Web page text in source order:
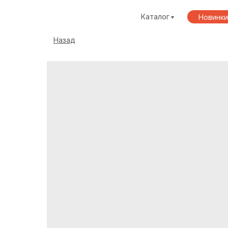
Каталог
Назад
Новинки